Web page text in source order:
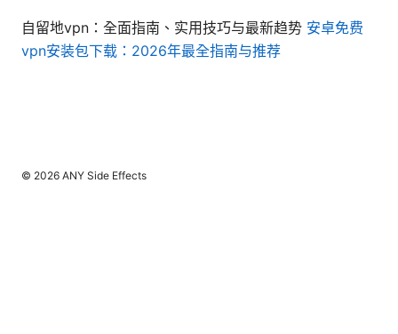
自留地vpn：全面指南、实用技巧与最新趋势 安卓免费
vpn安装包下载：2026年最全指南与推荐
© 2026 ANY Side Effects